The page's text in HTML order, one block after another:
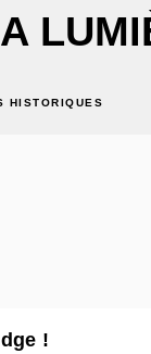
HISTORIQUES
!